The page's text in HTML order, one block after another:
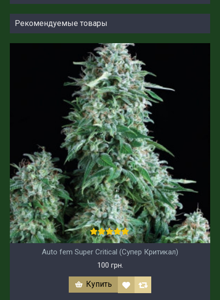
Рекомендуемые товары
Auto fem Super Critical (Супер Критикал)
100 грн.
Купить